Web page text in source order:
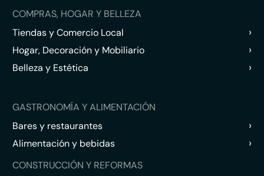
COMPRAS, HOGAR Y BELLEZA
Tiendas y Comercio Local
›
Hogar, Decoración y Mobiliario ›
Belleza y Estética ›
GASTRONOMÍA Y ALIMENTACIÓN
Bares y restaurantes
›
Alimentación y bebidas ›
CONSTRUCCIÓN Y REFORMAS